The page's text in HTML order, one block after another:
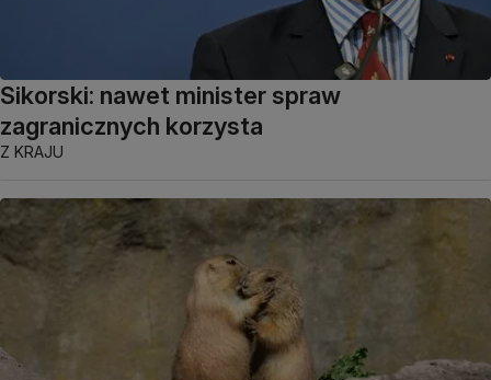
Sikorski: nawet minister spraw
zagranicznych korzysta
Z KRAJU